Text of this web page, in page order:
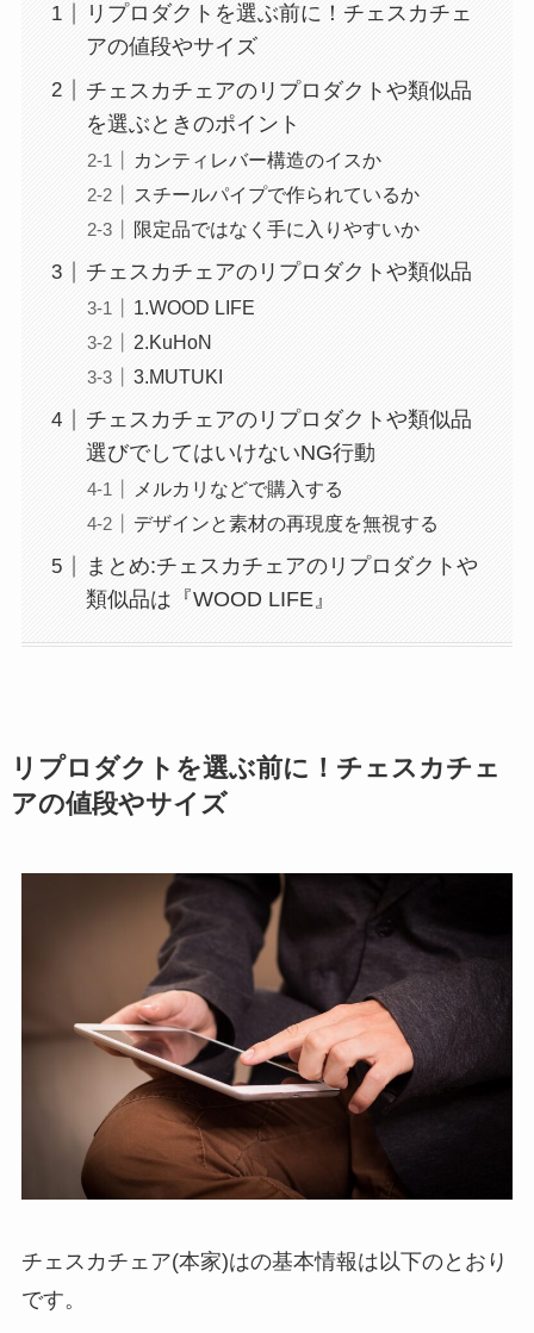
リプロダクトを選ぶ前に！チェスカチェ
アの値段やサイズ
チェスカチェアのリプロダクトや類似品
を選ぶときのポイント
カンティレバー構造のイスか
スチールパイプで作られているか
限定品ではなく手に入りやすいか
チェスカチェアのリプロダクトや類似品
1.WOOD LIFE
2.KuHoN
3.MUTUKI
チェスカチェアのリプロダクトや類似品
選びでしてはいけないNG行動
メルカリなどで購入する
デザインと素材の再現度を無視する
まとめ:チェスカチェアのリプロダクトや
類似品は『WOOD LIFE』
リプロダクトを選ぶ前に！チェスカチェ
アの値段やサイズ
チェスカチェア(本家)はの基本情報は以下のとおり
です。